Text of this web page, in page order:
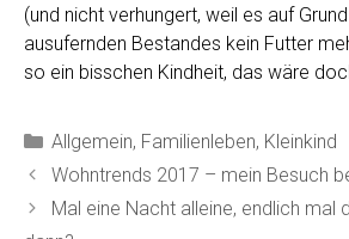
(und nicht verhungert, weil es auf
ausufernden Bestandes kein Futter
so ein bisschen Kindheit, das wäre
Kategorien
Allgemein, Familienleben, Kleinkind
Wohntrends 2017 – mein Besuch
Mal eine Nacht alleine, endlich mal